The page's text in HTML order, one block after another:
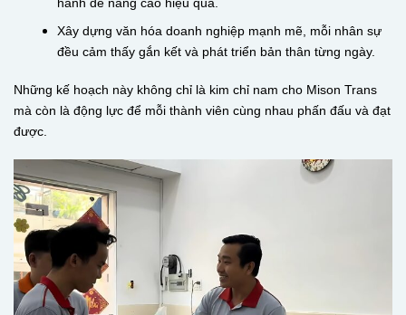
Xây dựng văn hóa doanh nghiệp mạnh mẽ, mỗi nhân sự
đều cảm thấy gắn kết và phát triển bản thân từng ngày.
Những kế hoạch này không chỉ là kim chỉ nam cho Mison Trans
mà còn là động lực để mỗi thành viên cùng nhau phấn đấu và đạt
được.